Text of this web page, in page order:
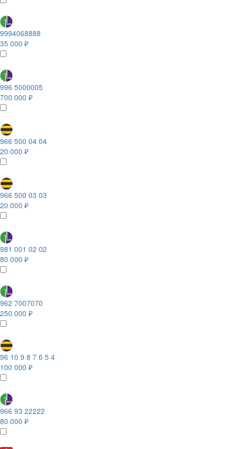
9994068888
35 000 ₽
996 5000005
700 000 ₽
966 500 04 04
20 000 ₽
966 500 03 03
20 000 ₽
981 001 02 02
80 000 ₽
962 7007070
250 000 ₽
96 10 9 8 7 6 5 4
100 000 ₽
966 93 22222
80 000 ₽